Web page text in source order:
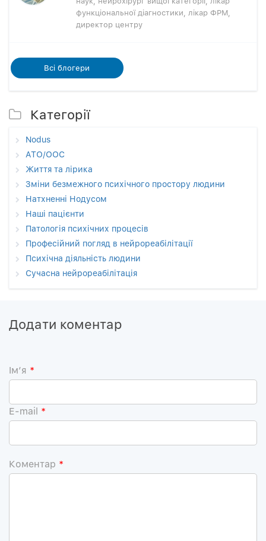
функціональної діагностики, лікар ФРМ,
директор центру
Всi блогери
Категорії
Nodus
АТО/ООС
Життя та лірика
Зміни безмежного психічного простору людини
Натхненні Нодусом
Наші пацієнти
Патологія психічних процесів
Професійний погляд в нейрореабілітації
Психічна діяльність людини
Сучасна нейрореабілітація
Додати коментар
Iм’я *
E-mail *
Коментар *